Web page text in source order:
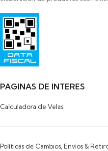
PAGINAS DE INTERES
Calculadora de Velas
Políticas de Cambios, Envíos &